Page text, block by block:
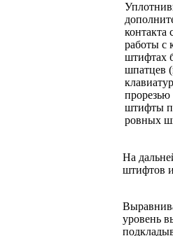
работы с
штифтах
шпатцев
штифты
ровных
На
штифтов
уровень